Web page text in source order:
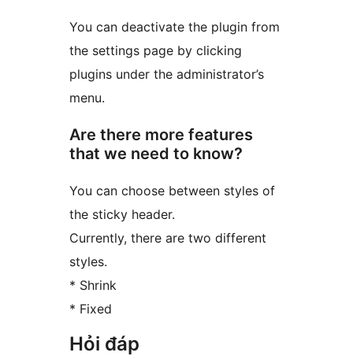
You can deactivate the plugin from
the settings page by clicking
plugins under the administrator’s
menu.
Are there more features
that we need to know?
You can choose between styles of
the sticky header.
Currently, there are two different
styles.
* Shrink
* Fixed
Hỏi đáp